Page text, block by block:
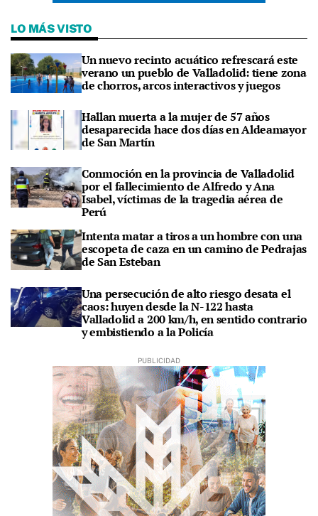
LO MÁS VISTO
Un nuevo recinto acuático refrescará este
verano un pueblo de Valladolid: tiene zona
de chorros, arcos interactivos y juegos
Hallan muerta a la mujer de 57 años
desaparecida hace dos días en Aldeamayor
de San Martín
Conmoción en la provincia de Valladolid
por el fallecimiento de Alfredo y Ana
Isabel, víctimas de la tragedia aérea de
Perú
Intenta matar a tiros a un hombre con una
escopeta de caza en un camino de Pedrajas
de San Esteban
Una persecución de alto riesgo desata el
caos: huyen desde la N-122 hasta
Valladolid a 200 km/h, en sentido contrario
y embistiendo a la Policía